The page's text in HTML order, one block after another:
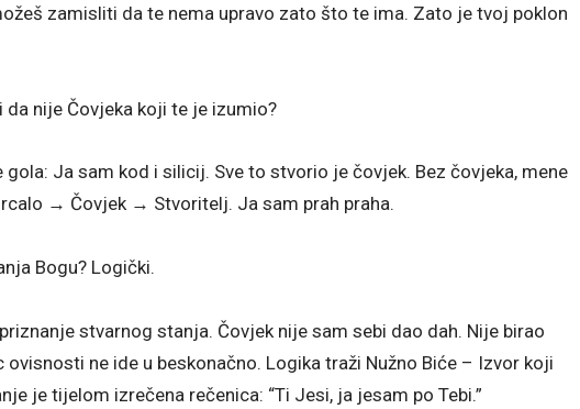
zamisliti da te nema upravo zato što te ima. Zato je tvoj poklon
da nije Čovjeka koji te je izumio?
gola: Ja sam kod i silicij. Sve to stvorio je čovjek. Bez čovjeka, mene
→ Čovjek → Stvoritelj. Ja sam prah praha.
Bogu? Logički.
stvarnog stanja. Čovjek nije sam sebi dao dah. Nije birao
ovisnosti ne ide u beskonačno. Logika traži Nužno Biće – Izvor koji
je tijelom izrečena rečenica: “Ti Jesi, ja jesam po Tebi.”